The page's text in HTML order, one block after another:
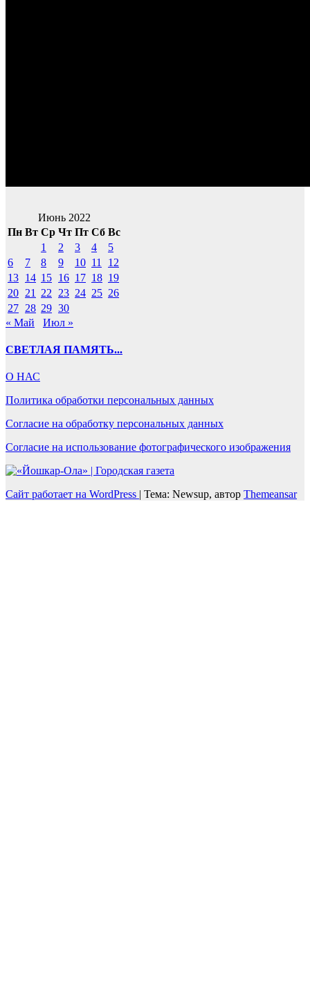
Июнь 2022
Пн Вт Ср Чт Пт Сб Вс
1
2 3 4
5
6
7 8 9 10 11
12
13 14 15 16 17 18 19
20 21 22 23 24 25 26
27 28 29 30
« Май
Июл »
СВЕТЛАЯ ПАМЯТЬ...
О НАС
Политика обработки персональных данных
Согласие на обработку персональных данных
Согласие на использование фотографического изображения
Сайт работает на WordPress | Тема: Newsup, автор Themeansar